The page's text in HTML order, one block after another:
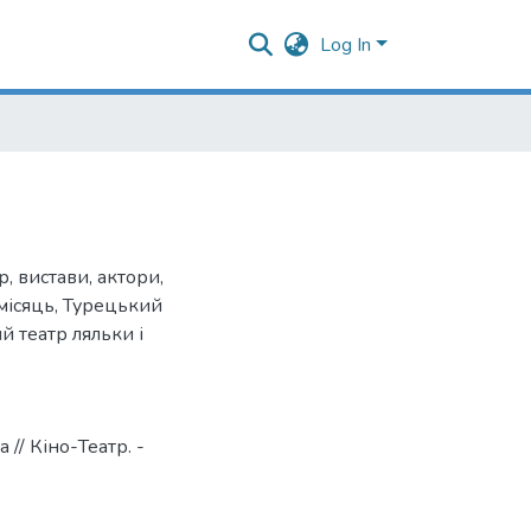
Log In
, вистави, актори,
,Турецький
театр ляльки і
// Кіно-Театр. -